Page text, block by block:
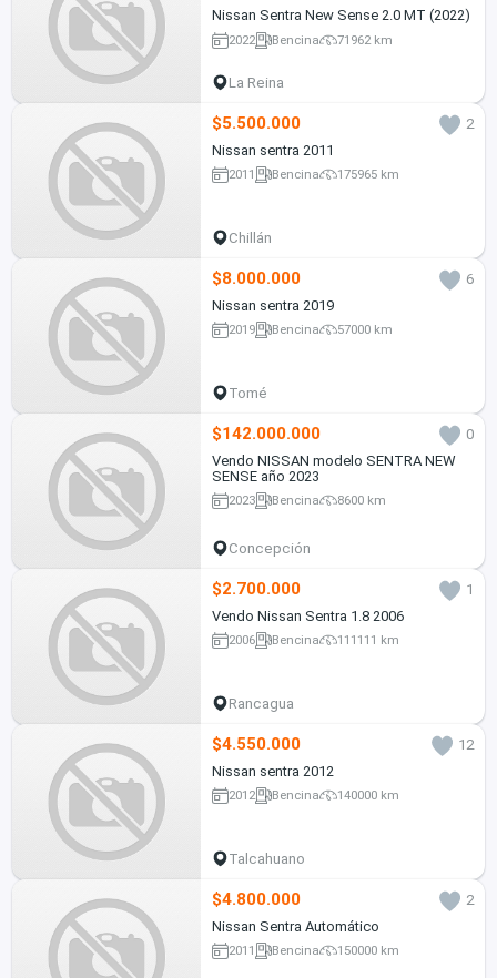
Nissan Sentra New Sense 2.0 MT (2022)
2022 Bencina 71962 km
La Reina
$5.500.000
2
Nissan sentra 2011
2011 Bencina 175965 km
Chillán
$8.000.000
6
Nissan sentra 2019
2019 Bencina 57000 km
Tomé
$142.000.000
0
Vendo NISSAN modelo SENTRA NEW
SENSE año 2023
2023 Bencina 8600 km
Concepción
$2.700.000
1
Vendo Nissan Sentra 1.8 2006
2006 Bencina 111111 km
Rancagua
$4.550.000
12
Nissan sentra 2012
2012 Bencina 140000 km
Talcahuano
$4.800.000
2
Nissan Sentra Automático
2011 Bencina 150000 km